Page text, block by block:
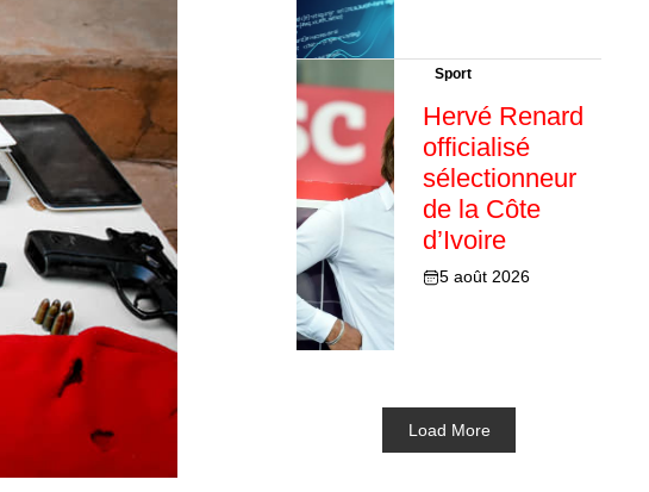
Sport
Hervé Renard
officialisé
sélectionneur
de la Côte
d’Ivoire
5 août 2026
Load More